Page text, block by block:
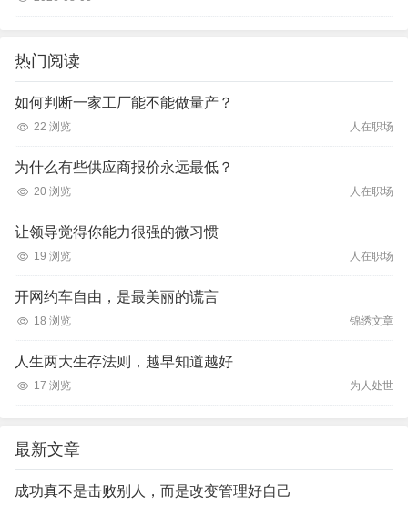
热门阅读
如何判断一家工厂能不能做量产？
22 浏览 人在职场
为什么有些供应商报价永远最低？
20 浏览 人在职场
让领导觉得你能力很强的微习惯
19 浏览 人在职场
开网约车自由，是最美丽的谎言
18 浏览 锦绣文章
人生两大生存法则，越早知道越好
17 浏览 为人处世
最新文章
成功真不是击败别人，而是改变管理好自己